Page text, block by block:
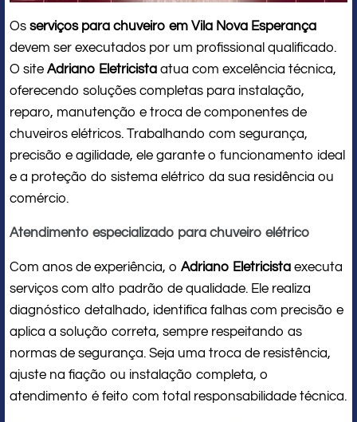
Os serviços para chuveiro em Vila Nova Esperança
devem ser executados por um profissional qualificado.
O site Adriano Eletricista atua com excelência técnica,
oferecendo soluções completas para instalação,
reparo, manutenção e troca de componentes de
chuveiros elétricos. Trabalhando com segurança,
precisão e agilidade, ele garante o funcionamento ideal
e a proteção do sistema elétrico da sua residência ou
comércio.
Atendimento especializado para chuveiro elétrico
Com anos de experiência, o Adriano Eletricista executa
serviços com alto padrão de qualidade. Ele realiza
diagnóstico detalhado, identifica falhas com precisão e
aplica a solução correta, sempre respeitando as
normas de segurança. Seja uma troca de resistência,
ajuste na fiação ou instalação completa, o
atendimento é feito com total responsabilidade técnica.